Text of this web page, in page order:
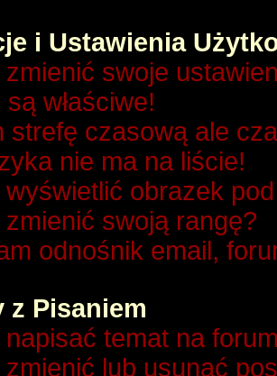
i Ustawienia
swoje
właściwe!
strefę czasową ale
nie ma na liście!
obrazek
swoją rangę?
odnośnik email,
z Pisaniem
temat na
lub usunąć